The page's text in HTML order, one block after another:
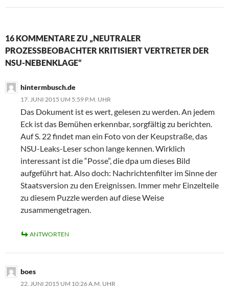
16 KOMMENTARE ZU „NEUTRALER
PROZESSBEOBACHTER KRITISIERT VERTRETER DER
NSU-NEBENKLAGE“
hintermbusch.de
17. JUNI 2015 UM 5:59 P.M. UHR
Das Dokument ist es wert, gelesen zu werden. An jedem
Eck ist das Bemühen erkennbar, sorgfältig zu berichten.
Auf S. 22 findet man ein Foto von der Keupstraße, das
NSU-Leaks-Leser schon lange kennen. Wirklich
interessant ist die “Posse”, die dpa um dieses Bild
aufgeführt hat. Also doch: Nachrichtenfilter im Sinne der
Staatsversion zu den Ereignissen. Immer mehr Einzelteile
zu diesem Puzzle werden auf diese Weise
zusammengetragen.
ANTWORTEN
boes
22. JUNI 2015 UM 10:26 A.M. UHR